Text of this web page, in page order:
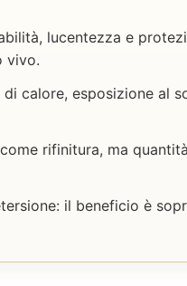
lucentezza e
vivo.
calore, esposizione al
rifinitura, ma
il beneficio è